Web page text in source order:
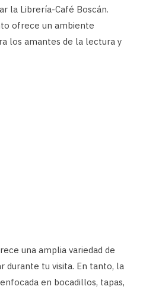
la Librería-Café Boscán.
ofrece un ambiente
los amantes de la lectura y
una amplia variedad de
durante tu visita. En tanto, la
en bocadillos, tapas,